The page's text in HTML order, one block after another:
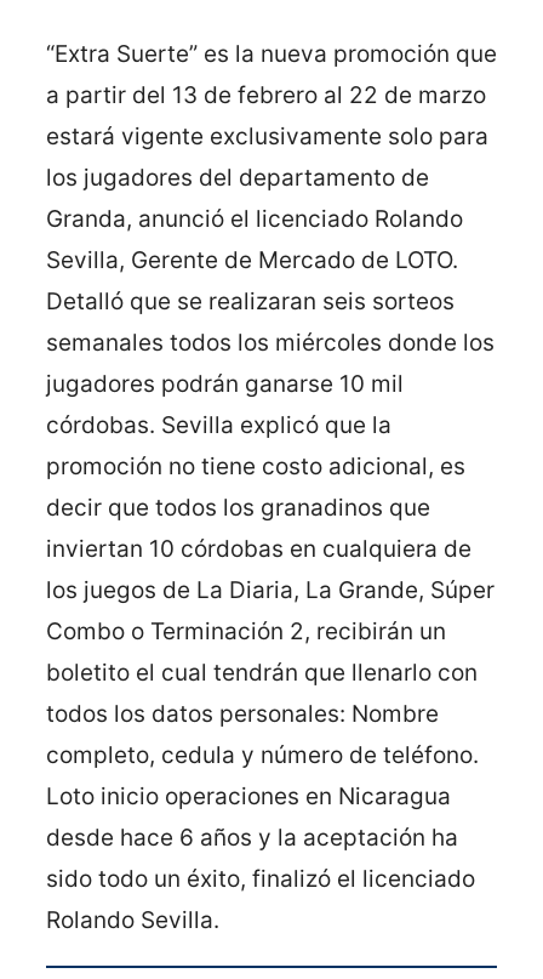
“Extra Suerte” es la nueva promoción que
a partir del 13 de febrero al 22 de marzo
estará vigente exclusivamente solo para
los jugadores del departamento de
Granda, anunció el licenciado Rolando
Sevilla, Gerente de Mercado de LOTO.
Detalló que se realizaran seis sorteos
semanales todos los miércoles donde los
jugadores podrán ganarse 10 mil
córdobas. Sevilla explicó que la
promoción no tiene costo adicional, es
decir que todos los granadinos que
inviertan 10 córdobas en cualquiera de
los juegos de La Diaria, La Grande, Súper
Combo o Terminación 2, recibirán un
boletito el cual tendrán que llenarlo con
todos los datos personales: Nombre
completo, cedula y número de teléfono.
Loto inicio operaciones en Nicaragua
desde hace 6 años y la aceptación ha
sido todo un éxito, finalizó el licenciado
Rolando Sevilla.